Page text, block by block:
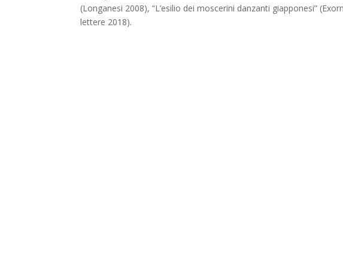
(Longanesi 2008), “L’esilio dei moscerini danzanti giapponesi”
lettere 2018).